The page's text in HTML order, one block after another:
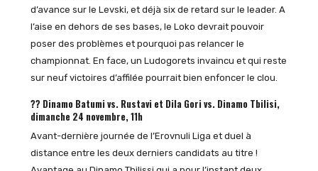
d’avance sur le Levski, et déjà six de retard sur le leader. A
l’aise en dehors de ses bases, le Loko devrait pouvoir
poser des problèmes et pourquoi pas relancer le
championnat. En face, un Ludogorets invaincu et qui reste
sur neuf victoires d’affilée pourrait bien enfoncer le clou.
?? Dinamo Batumi vs. Rustavi et Dila Gori vs. Dinamo Tbilisi,
dimanche 24 novembre, 11h
Avant-dernière journée de l’Erovnuli Liga et duel à
distance entre les deux derniers candidats au titre !